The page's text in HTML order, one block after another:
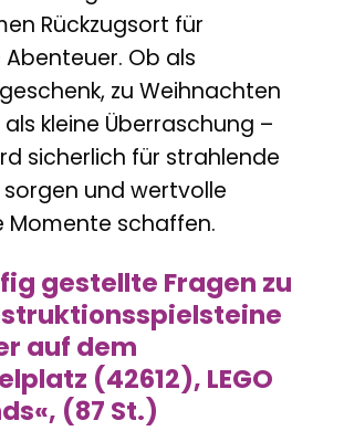
Rückzugsort für
Ob als
zu Weihnachten
kleine Überraschung –
sicherlich für strahlende
und wertvolle
Momente schaffen.
gestellte Fragen zu
auf dem
(42612), LEGO
(87 St.)